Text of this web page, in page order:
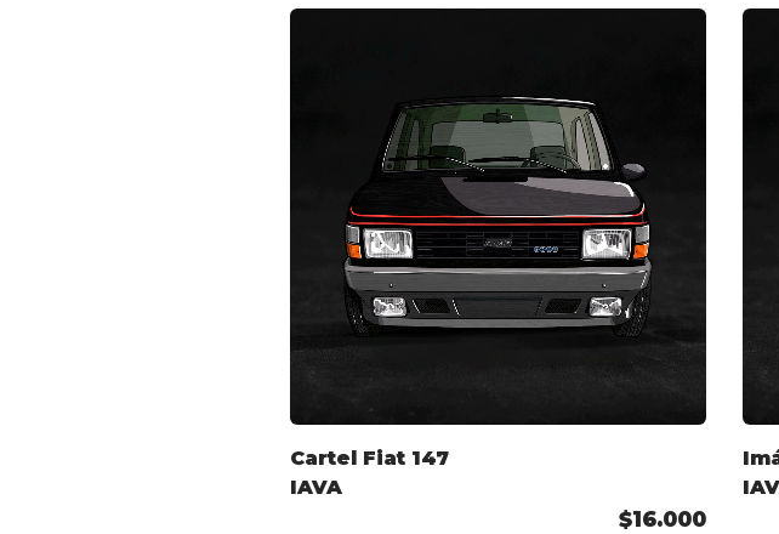
Cartel Fiat 147
IAVA
$16.000